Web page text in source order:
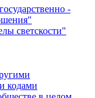
-
светскости"
кодами